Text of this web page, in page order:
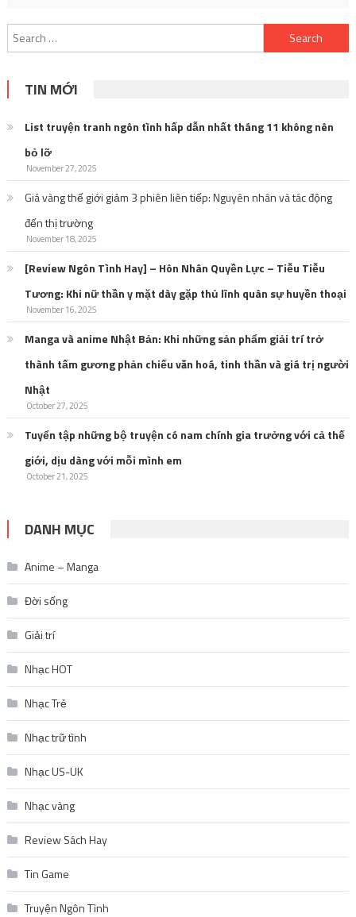
Search
for:
TIN MỚI
List truyện tranh ngôn tình hấp dẫn nhất tháng 11 không nên
bỏ lỡ
November 27, 2025
Giá vàng thế giới giảm 3 phiên liên tiếp: Nguyên nhân và tác động
đến thị trường
November 18, 2025
[Review Ngôn Tình Hay] – Hôn Nhân Quyền Lực – Tiễu Tiễu
Tương: Khi nữ thần y mặt dày gặp thủ lĩnh quân sự huyền thoại
November 16, 2025
Manga và anime Nhật Bản: Khi những sản phẩm giải trí trở
thành tấm gương phản chiếu văn hoá, tinh thần và giá trị người
Nhật
October 27, 2025
Tuyển tập những bộ truyện có nam chính gia trưởng với cả thế
giới, dịu dàng với mỗi mình em
October 21, 2025
DANH MỤC
Anime – Manga
Đời sống
Giải trí
Nhạc HOT
Nhạc Trẻ
Nhạc trữ tình
Nhạc US-UK
Nhạc vàng
Review Sách Hay
Tin Game
Truyện Ngôn Tình